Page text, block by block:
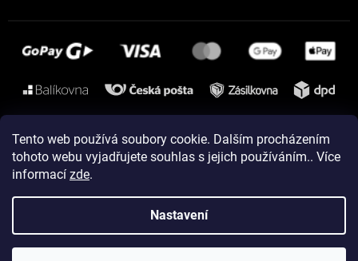
Tento web používá soubory cookie. Dalším procházením
tohoto webu vyjadřujete souhlas s jejich používáním.. Více
informací zde.
Nastavení
Instagram
Vytvořil Shoptet
Copyright 2026ELEVEN sportswear. Všechna práva vyhrazena.